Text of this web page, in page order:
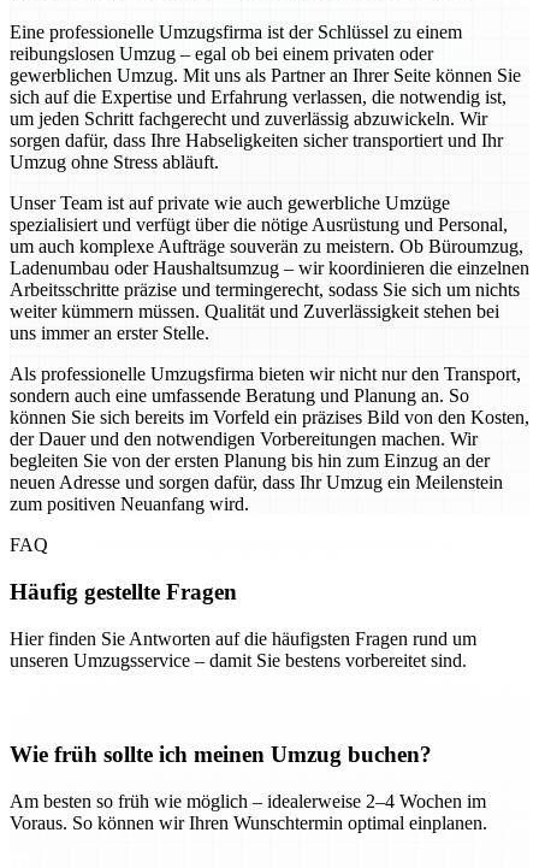
Eine professionelle Umzugsfirma ist der Schlüssel zu einem
reibungslosen Umzug – egal ob bei einem privaten oder
gewerblichen Umzug. Mit uns als Partner an Ihrer Seite können Sie
sich auf die Expertise und Erfahrung verlassen, die notwendig ist,
um jeden Schritt fachgerecht und zuverlässig abzuwickeln. Wir
sorgen dafür, dass Ihre Habseligkeiten sicher transportiert und Ihr
Umzug ohne Stress abläuft.
Unser Team ist auf private wie auch gewerbliche Umzüge
spezialisiert und verfügt über die nötige Ausrüstung und Personal,
um auch komplexe Aufträge souverän zu meistern. Ob Büroumzug,
Ladenumbau oder Haushaltsumzug – wir koordinieren die einzelnen
Arbeitsschritte präzise und termingerecht, sodass Sie sich um nichts
weiter kümmern müssen. Qualität und Zuverlässigkeit stehen bei
uns immer an erster Stelle.
Als professionelle Umzugsfirma bieten wir nicht nur den Transport,
sondern auch eine umfassende Beratung und Planung an. So
können Sie sich bereits im Vorfeld ein präzises Bild von den Kosten,
der Dauer und den notwendigen Vorbereitungen machen. Wir
begleiten Sie von der ersten Planung bis hin zum Einzug an der
neuen Adresse und sorgen dafür, dass Ihr Umzug ein Meilenstein
zum positiven Neuanfang wird.
FAQ
Häufig gestellte Fragen
Hier finden Sie Antworten auf die häufigsten Fragen rund um
unseren Umzugsservice – damit Sie bestens vorbereitet sind.
Wie früh sollte ich meinen Umzug buchen?
Am besten so früh wie möglich – idealerweise 2–4 Wochen im
Voraus. So können wir Ihren Wunschtermin optimal einplanen.